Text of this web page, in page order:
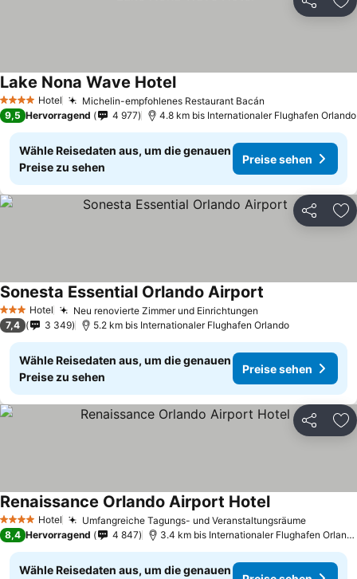
Teilen
4 Sterne Hotel Michelin-empfohlenes Restaurant Bacán
Lake Nona Wave HotelPreise sehen
9,5 Hervorragend 4 977 4.8 km bis Internationaler Flughafen Orlando
Wähle Reisedaten aus, um die genauen
Preise zu sehen
Preise sehen
Teilen
3 SterneHotel Neu renovierte Zimmer und Einrichtungen
Sonesta Essential Orlando Airport
7,4 3 349 5.2 km bis Internationaler Flughafen Orlando
Wähle Reisedaten aus, um die genauen
Preise zu sehen
Preise sehen
Teilen
4 Sterne Hotel Umfangreiche Tagungs- und VeranstaltungsräumePreise
Renaissance Orlando Airport HotelPreise sehen
8,4 Hervorragend 4 847 3.4 km bis Internationaler Flughafen Orlando
Wähle Reisedaten aus, um die genauen